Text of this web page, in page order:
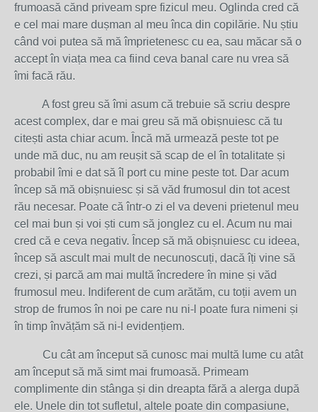
frumoasă cănd priveam spre fizicul meu. Oglinda cred că
e cel mai mare dușman al meu înca din copilărie. Nu știu
când voi putea să mă împrietenesc cu ea, sau măcar să o
accept în viața mea ca fiind ceva banal care nu vrea să
îmi facă rău.
A fost greu să îmi asum că trebuie să scriu despre
acest complex, dar e mai greu să mă obișnuiesc că tu
citești asta chiar acum. Încă mă urmează peste tot pe
unde mă duc, nu am reușit să scap de el în totalitate și
probabil îmi e dat să îl port cu mine peste tot. Dar acum
încep să mă obișnuiesc și să văd frumosul din tot acest
rău necesar. Poate că într-o zi el va deveni prietenul meu
cel mai bun și voi ști cum să jonglez cu el. Acum nu mai
cred că e ceva negativ. Încep să mă obișnuiesc cu ideea,
încep să ascult mai mult de necunoscuți, dacă îți vine să
crezi, și parcă am mai multă încredere în mine și văd
frumosul meu. Indiferent de cum arătăm, cu toții avem un
strop de frumos în noi pe care nu ni-l poate fura nimeni și
în timp învățăm să ni-l evidențiem.
Cu cât am început să cunosc mai multă lume cu atât
am început să mă simt mai frumoasă. Primeam
complimente din stânga și din dreapta fără a alerga după
ele. Unele din tot sufletul, altele poate din compasiune,